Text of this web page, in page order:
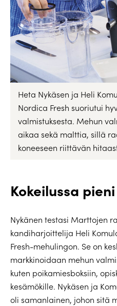
Heta Nykäsen ja Heli
Nordica Fresh suoriutui
valmistuksesta. Mehun
aikaa sekä malttia, sillä
koneeseen riittävän
Kokeilussa
Nykänen testasi Marttojen
kandiharjoittelija Heli
Fresh-mehulingon. Se on
markkinoidaan mehun
kuten poikamiesboksiin,
kesämökille. Nykäsen ja
oli samanlainen, johon sitä